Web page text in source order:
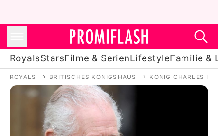
RoyalsStarsFilme & SerienLifestyleFamilie &
Royals
Stars
Filme & Serien
ROYALS BRITISCHES KÖNIGSHAUS KÖNIG CHARLES III.